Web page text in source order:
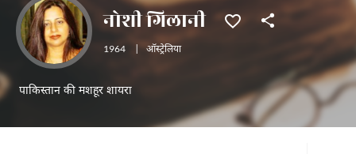
नोशी गिलानी
1964 ऑस्ट्रेलिया
पाकिस्तान की मशहूर शायरा